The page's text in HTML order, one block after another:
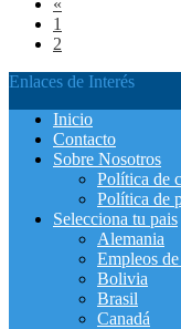
1
2
Enlaces de Interés
Inicio
Contacto
Sobre Nosotros
Política de
Política de
Selecciona tu pais
Alemania
Empleos
Bolivia
Brasil
Canadá